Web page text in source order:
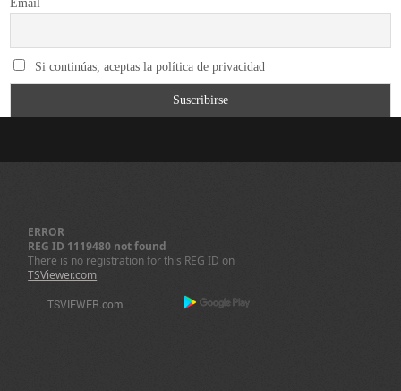
Email
Si continúas, aceptas la política de privacidad
ERROR
REG ID 1119480 not found
There is no registration for this REG ID on
TSViewer.com